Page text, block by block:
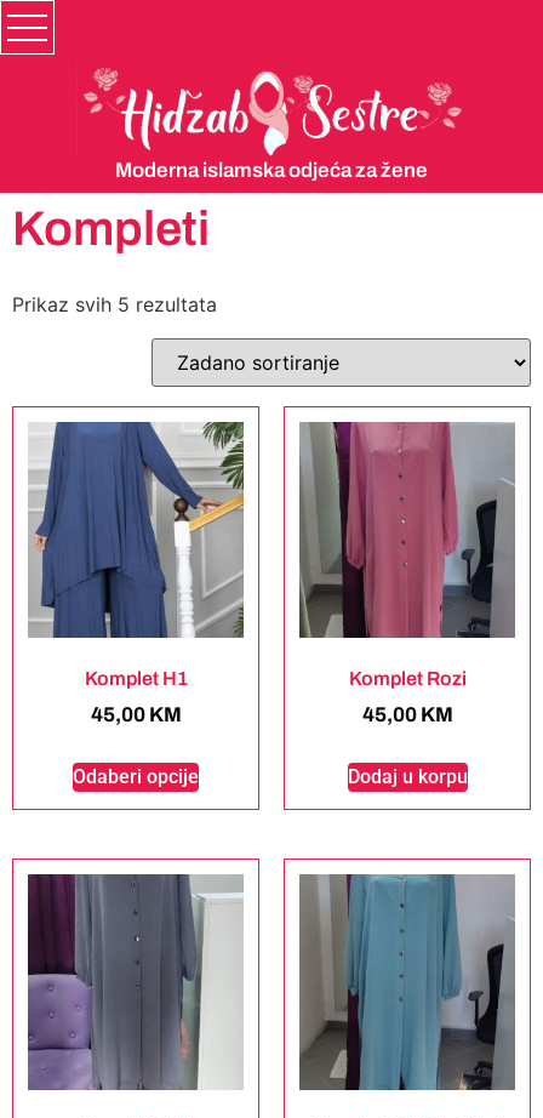
Moderna islamska odjeća za žene
Kompleti
Prikaz svih 5 rezultata
Komplet H1
45,00 KM
Odaberi opcije
Komplet Rozi
45,00 KM
Dodaj u korpu